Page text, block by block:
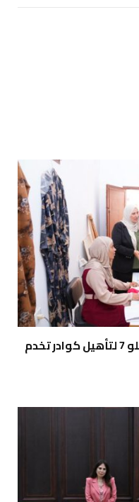
تطوير مركز التدريب المهني بالكيلو 7 لتأهيل كوادر تخدم